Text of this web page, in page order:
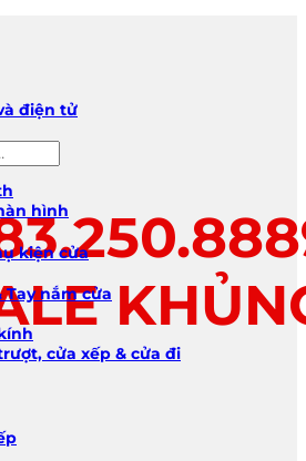
điện tử
hình
kiện cửa
Tay nắm cửa
cửa xếp & cửa đi